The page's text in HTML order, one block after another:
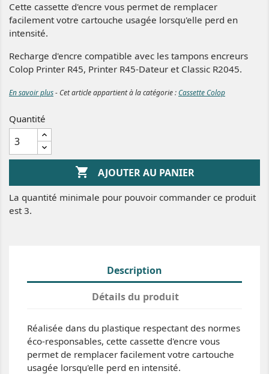
Cette cassette d'encre vous permet de remplacer
facilement votre cartouche usagée lorsqu'elle perd en
intensité.
Recharge d'encre compatible avec les tampons encreurs
Colop Printer R45, Printer R45-Dateur et Classic R2045.
En savoir plus- Cet article appartient à la catégorie :Cassette Colop
Quantité
 AJOUTER AU PANIER
La quantité minimale pour pouvoir commander ce produit
est 3.
Description
Détails du produit
Réalisée dans du plastique respectant des normes
éco-responsables, cette cassette d'encre vous
permet de remplacer facilement votre cartouche
usagée lorsqu'elle perd en intensité.